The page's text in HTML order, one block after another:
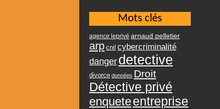
Mots clés
agence leprivé arnaud pelletier
arp cnil cybercriminalité
danger detective
divorce données Droit
Détective privé
enqueteentreprise